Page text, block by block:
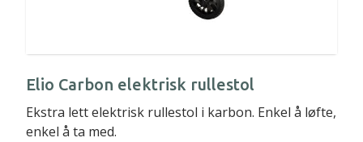
Elio Carbon elektrisk rullestol
Ekstra lett elektrisk rullestol i karbon. Enkel å løfte,
enkel å ta med.